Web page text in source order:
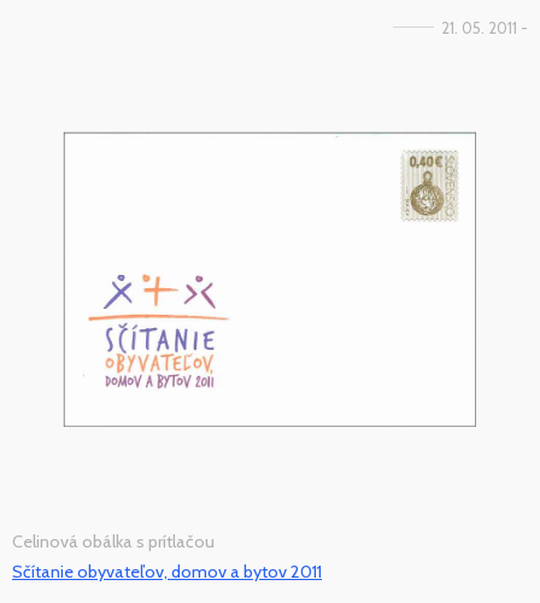
21. 05. 2011 -
Celinová obálka s prítlačou
Sčítanie obyvateľov, domov a bytov 2011